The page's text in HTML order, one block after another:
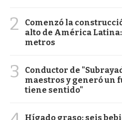
2
Comenzó la
alto de América
metros
3
Conductor de
maestros y generó un
tiene sentido"
Hígado graso: seis